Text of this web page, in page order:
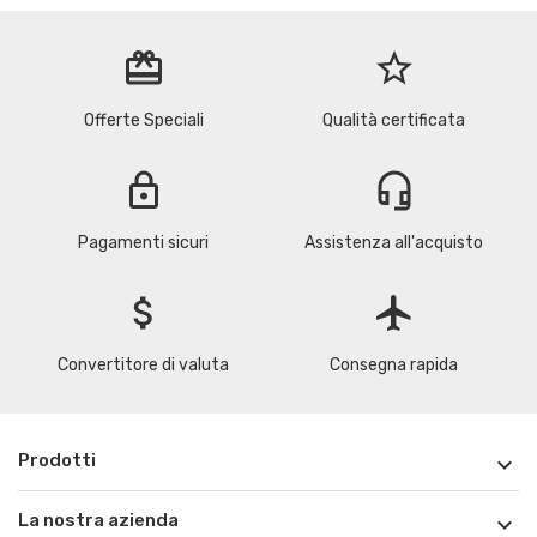
redeem
Offerte Speciali
star_border
Qualità certificata
lock
Pagamenti sicuri
headset_mic
Assistenza all'acquisto
attach_money
Convertitore di valuta
flight
Consegna rapida
Prodotti 
La nostra azienda 